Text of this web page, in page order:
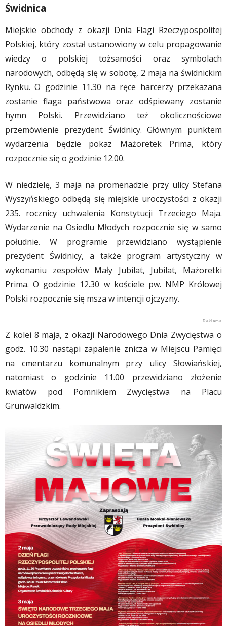
Świdnica
Miejskie obchody z okazji Dnia Flagi Rzeczypospolitej
Polskiej, który został ustanowiony w celu propagowanie
wiedzy o polskiej tożsamości oraz symbolach
narodowych, odbędą się w sobotę, 2 maja na świdnickim
Rynku. O godzinie 11.30 na ręce harcerzy przekazana
zostanie flaga państwowa oraz odśpiewany zostanie
hymn Polski. Przewidziano też okolicznościowe
przemówienie prezydent Świdnicy. Głównym punktem
wydarzenia będzie pokaz Mażoretek Prima, który
rozpocznie się o godzinie 12.00.
W niedzielę, 3 maja na promenadzie przy ulicy Stefana
Wyszyńskiego odbędą się miejskie uroczystości z okazji
235. rocznicy uchwalenia Konstytucji Trzeciego Maja.
Wydarzenie na Osiedlu Młodych rozpocznie się w samo
południe. W programie przewidziano wystąpienie
prezydent Świdnicy, a także program artystyczny w
wykonaniu zespołów Mały Jubilat, Jubilat, Mażoretki
Prima. O godzinie 12.30 w kościele pw. NMP Królowej
Polski rozpocznie się msza w intencji ojczyzny.
Z kolei 8 maja, z okazji Narodowego Dnia Zwycięstwa o
godz. 10.30 nastąpi zapalenie znicza w Miejscu Pamięci
na cmentarzu komunalnym przy ulicy Słowiańskiej,
natomiast o godzinie 11.00 przewidziano złożenie
kwiatów pod Pomnikiem Zwycięstwa na Placu
Grunwaldzkim.